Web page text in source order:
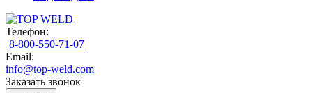
Телефон:
8-800-550-71-07
Email:
info@top-weld.com
Заказать звонок